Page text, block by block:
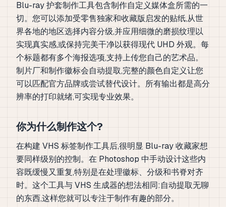
Blu-ray 护套制作工具包含制作自定义媒体盒所需的一
切。您可以添加受零售独家和收藏版启发的贴纸,从世
界各地的地区选择内容分级,并应用细微的磨损纹理以
实现真实感,或保持完美干净以获得现代 UHD 外观。每
个标题都有多个海报选项,支持上传您自己的艺术品。
制片厂和制作徽标会自动提取,完整的颜色自定义让您
可以匹配官方品牌或尝试替代设计。所有输出都是高分
辨率的打印就绪,可实现专业效果。
你为什么制作这个?
在构建 VHS 标签制作工具后,很明显 Blu-ray 收藏家想
要同样级别的控制。在 Photoshop 中手动设计这些内
容既缓慢又重复,特别是在处理徽标、分级和书脊对齐
时。这个工具与 VHS 生成器的想法相同:自动提取无聊
的东西,这样您就可以专注于制作有趣的部分。